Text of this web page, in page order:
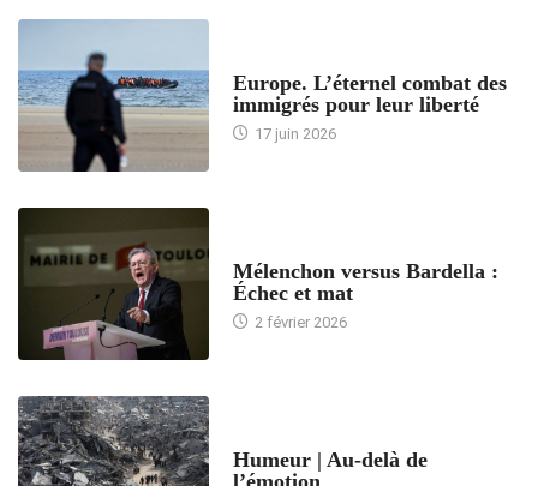
Europe. L’éternel combat des
immigrés pour leur liberté
17 juin 2026
Mélenchon versus Bardella :
Échec et mat
2 février 2026
Humeur | Au-delà de
l’émotion